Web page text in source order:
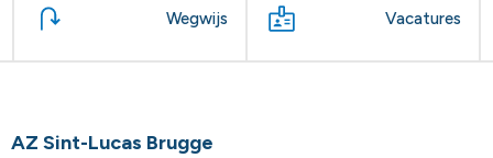
Wegwijs Vacatures
AZ Sint-Lucas Brugge